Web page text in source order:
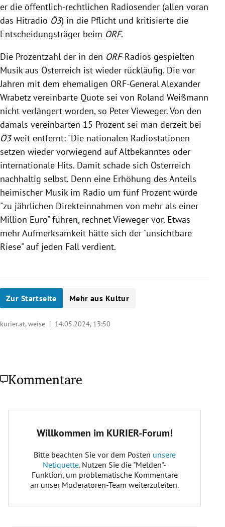
er die öffentlich-rechtlichen Radiosender (allen voran
das Hitradio Ö3) in die Pflicht und kritisierte die
Entscheidungsträger beim ORF.
Die Prozentzahl der in den ORF-Radios gespielten
Musik aus Österreich ist wieder rückläufig. Die vor
Jahren mit dem ehemaligen ORF-General Alexander
Wrabetz vereinbarte Quote sei von Roland Weißmann
nicht verlängert worden, so Peter Vieweger. Von den
damals vereinbarten 15 Prozent sei man derzeit bei
Ö3weit entfernt: "Die nationalen Radiostationen
setzen wieder vorwiegend auf Altbekanntes oder
internationale Hits. Damit schade sich Österreich
nachhaltig selbst. Denn eine Erhöhung des Anteils
heimischer Musik im Radio um fünf Prozent würde
"zu jährlichen Direkteinnahmen von mehr als einer
Million Euro" führen, rechnet Vieweger vor. Etwas
mehr Aufmerksamkeit hätte sich der "unsichtbare
Riese" auf jeden Fall verdient.
Zur Startseite Mehr aus Kultur
kurier.at, weise | 14.05.2024, 13:50
Kommentare